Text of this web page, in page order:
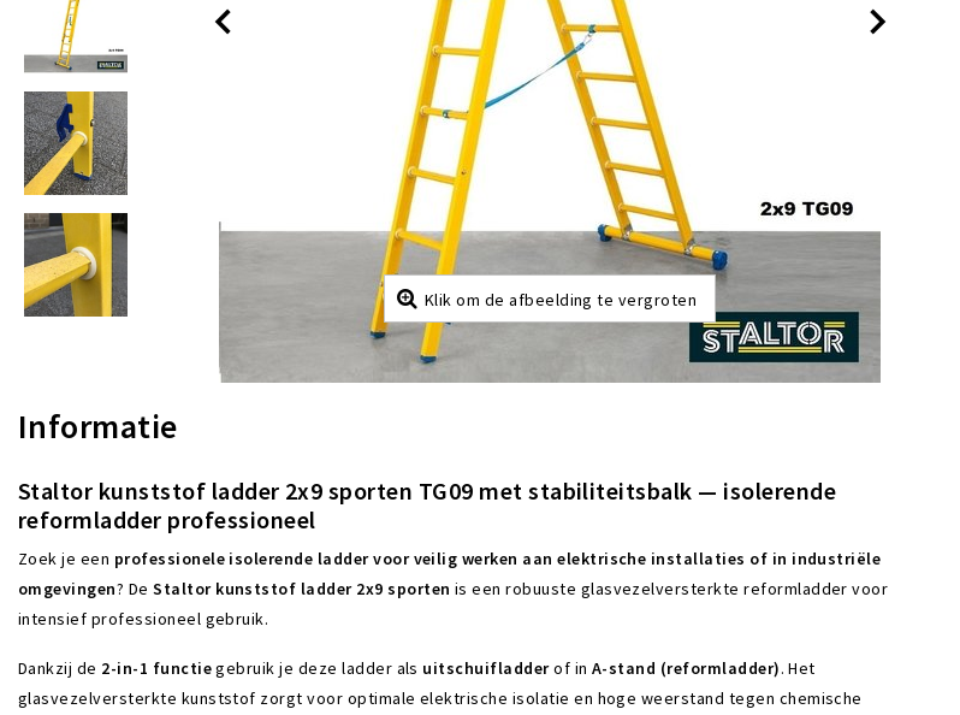
Klik om de afbeelding te vergroten
Informatie
Staltor kunststof ladder 2x9 sporten TG09 met stabiliteitsbalk — isolerende
reformladder professioneel
Zoek je een professionele isolerende ladder voor veilig werken aan elektrische installaties of in industriële
omgevingen? DeStaltor kunststof ladder 2x9 sporten is een robuuste glasvezelversterkte reformladder voor
intensief professioneel gebruik.
Dankzij de 2-in-1 functiegebruik je deze ladder als uitschuifladderof in A-stand (reformladder). Het
glasvezelversterkte kunststof zorgt voor optimale elektrische isolatie en hoge weerstand tegen chemische